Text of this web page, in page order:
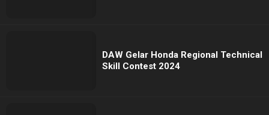
DAW Gelar Honda Regional Technical
Skill Contest 2024